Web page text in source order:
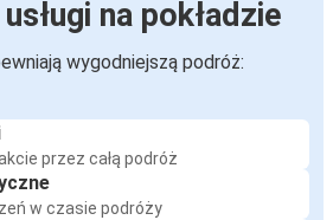
na pokładzie
wygodniejszą podróż:
przez całą podróż
w czasie podróży